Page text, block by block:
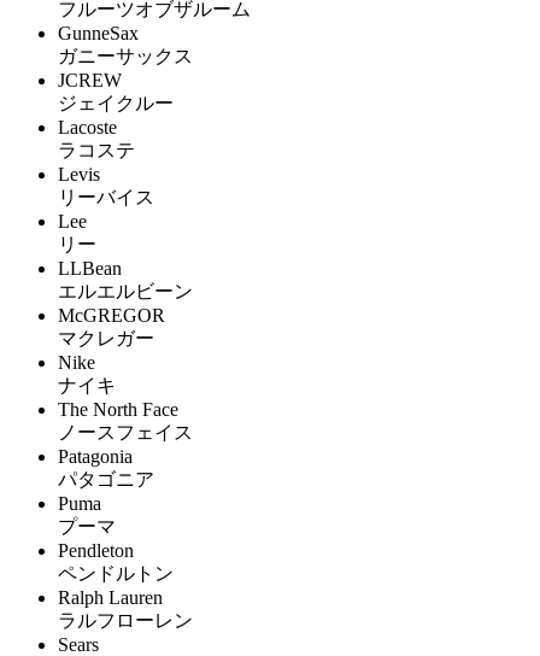
フルーツオブザルーム
GunneSax
ガニーサックス
JCREW
ジェイクルー
Lacoste
ラコステ
Levis
リーバイス
Lee
リー
LLBean
エルエルビーン
McGREGOR
マクレガー
Nike
ナイキ
The North Face
ノースフェイス
Patagonia
パタゴニア
Puma
プーマ
Pendleton
ペンドルトン
Ralph Lauren
ラルフローレン
Sears